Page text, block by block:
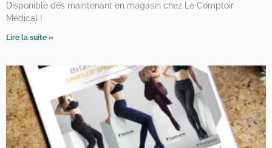
Disponible dès maintenant en magasin chez Le Comptoir
Médical !
Lire la suite »